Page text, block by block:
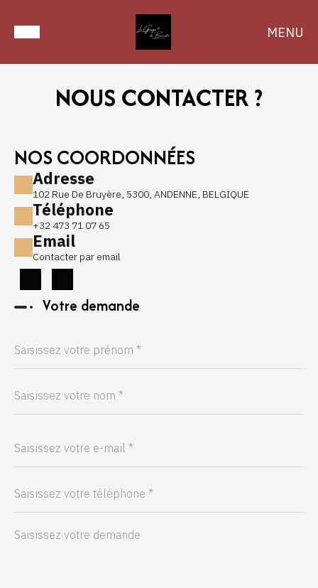
MENU
NOUS CONTACTER ?
NOS COORDONNÉES
Adresse
102 Rue De Bruyère, 5300, ANDENNE, BELGIQUE
Téléphone
+32 473 71 07 65
Email
Contacter par email
Votre demande